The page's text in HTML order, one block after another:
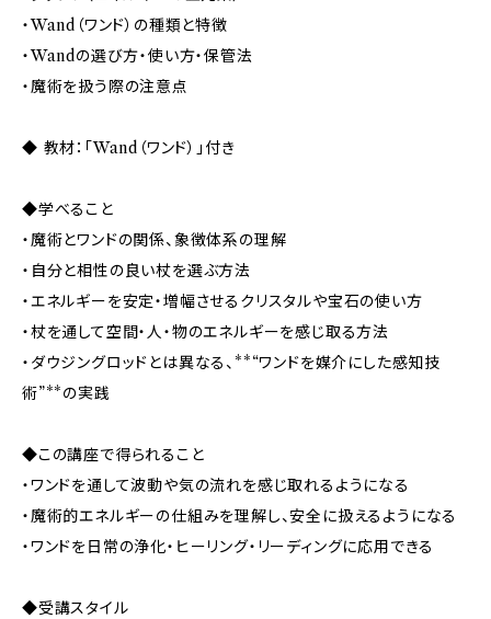
・Wand（ワンド）の種類と特徴
・Wandの選び方・使い方・保管法
・魔術を扱う際の注意点
◆ 教材：「Wand（ワンド）」付き
◆学べること
・魔術とワンドの関係、象徴体系の理解
・自分と相性の良い杖を選ぶ方法
・エネルギーを安定・増幅させるクリスタルや宝石の使い方
・杖を通して空間・人・物のエネルギーを感じ取る方法
・ダウジングロッドとは異なる、**“ワンドを媒介にした感知技
術”**の実践
◆この講座で得られること
・ワンドを通して波動や気の流れを感じ取れるようになる
・魔術的エネルギーの仕組みを理解し、安全に扱えるようになる
・ワンドを日常の浄化・ヒーリング・リーディングに応用できる
◆受講スタイル